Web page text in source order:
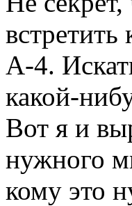
А-4.
какой-
Вот я и
нужного
кому это